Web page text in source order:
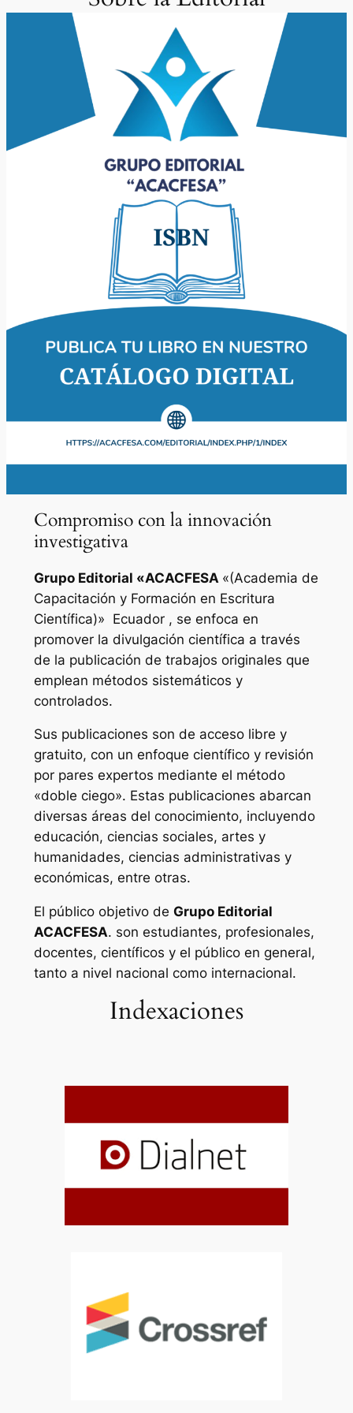
Compromiso con la innovación
investigativa
Grupo Editorial «ACACFESA «(Academia de
Capacitación y Formación en Escritura
Científica)» Ecuador , se enfoca en
promover la divulgación científica a través
de la publicación de trabajos originales que
emplean métodos sistemáticos y
controlados.
Sus publicaciones son de acceso libre y
gratuito, con un enfoque científico y revisión
por pares expertos mediante el método
«doble ciego». Estas publicaciones abarcan
diversas áreas del conocimiento, incluyendo
educación, ciencias sociales, artes y
humanidades, ciencias administrativas y
económicas, entre otras.
El público objetivo de Grupo Editorial
ACACFESA. son estudiantes, profesionales,
docentes, científicos y el público en general,
tanto a nivel nacional como internacional.
Indexaciones